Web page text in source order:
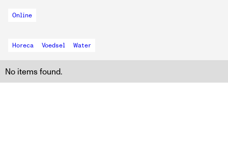
Online
Horeca Voedsel Water
No items found.